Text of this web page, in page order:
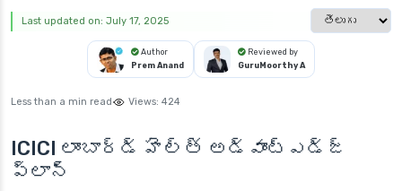
Select
Last updated on: July 17, 2025
Author
Prem Anand
Reviewed by
GuruMoorthy A
Less than a min read Views: 424
ICICI లాంబార్డ్ హెల్త్ అడ్వాంట్ఎడ్జ్
ప్లాన్